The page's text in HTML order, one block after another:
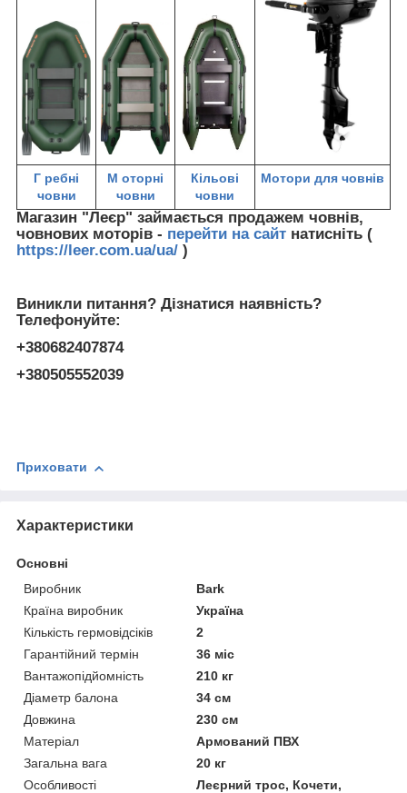
Г ребні
човни
М оторні
човни
Кільові
човни
Мотори для човнів
Магазин "Леєр" займається продажем човнів,
човнових моторів - перейти на сайт натисніть (
https://leer.com.ua/ua/ )
Виникли питання? Дізнатися наявність?
Телефонуйте:
+380682407874
+380505552039
Приховати
Характеристики
Основні
Виробник
Bark
Країна виробник
Україна
Кількість гермовідсіків
2
Гарантійний термін
36 міс
Вантажопідйомність
210 кг
Діаметр балона
34 см
Довжина
230 см
Матеріал
Армований ПВХ
Загальна вага
20 кг
Особливості
Леєрний трос, Кочети,